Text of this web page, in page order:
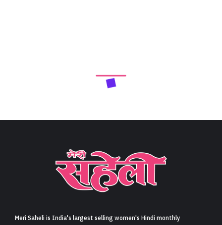
Meri Saheli is India's largest selling women's Hindi monthly